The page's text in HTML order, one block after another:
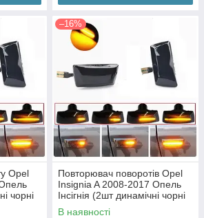
Opel
чорні
–16%
Повторювач поворотів Opel
Insignia A 2008-2017 Опель
Інсігнія (2шт динамічні чорні
ЛЕД)
В наявності